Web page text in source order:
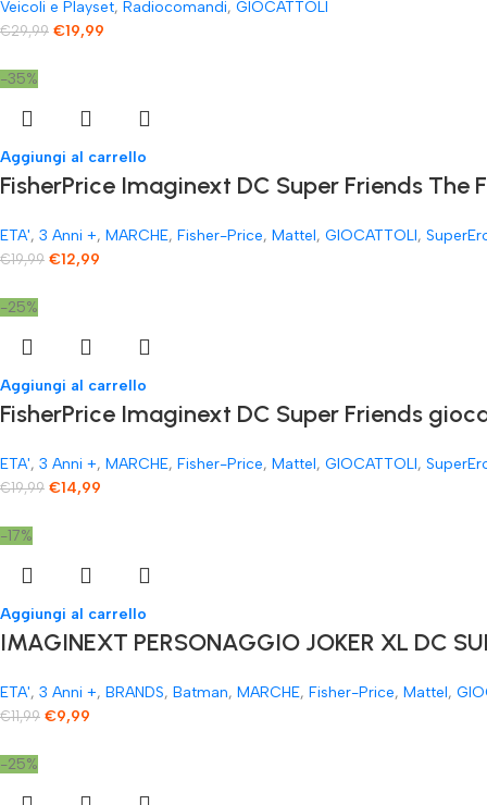
Veicoli e Playset, Radiocomandi, GIOCATTOLI
€29,99 €19,99
-35%
Aggiungi al carrello
FisherPrice Imaginext DC Super Friends The
ETA', 3 Anni +, MARCHE, Fisher-Price, Mattel, GIOCATTOLI,
€19,99 €12,99
-25%
Aggiungi al carrello
FisherPrice Imaginext DC Super Friends
ETA', 3 Anni +, MARCHE, Fisher-Price, Mattel, GIOCATTOLI,
€19,99 €14,99
-17%
Aggiungi al carrello
IMAGINEXT PERSONAGGIO JOKER XL DC
ETA', 3 Anni +, BRANDS, Batman, MARCHE, Fisher-Price, Mattel,
€11,99 €9,99
-25%